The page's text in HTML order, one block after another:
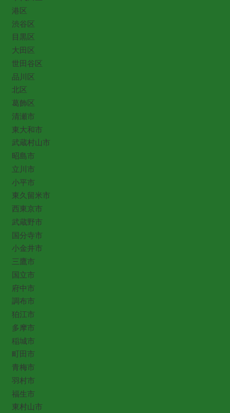
港区
渋谷区
目黒区
大田区
世田谷区
品川区
北区
葛飾区
清瀬市
東大和市
武蔵村山市
昭島市
立川市
小平市
東久留米市
西東京市
武蔵野市
国分寺市
小金井市
三鷹市
国立市
府中市
調布市
狛江市
多摩市
稲城市
町田市
青梅市
羽村市
福生市
東村山市